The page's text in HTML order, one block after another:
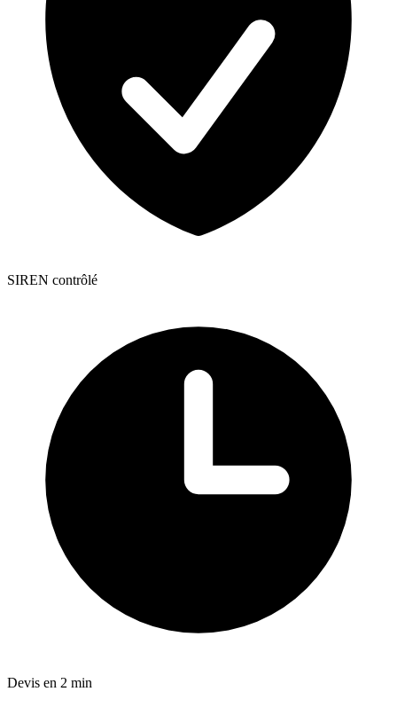
SIREN contrôlé
Devis en 2 min